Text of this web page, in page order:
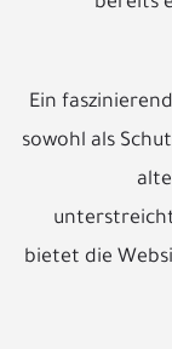
Ein
sowohl als
bietet die